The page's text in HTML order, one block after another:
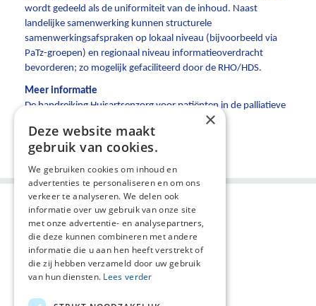
wordt gedeeld als de uniformiteit van de inhoud. Naast
landelijke samenwerking kunnen structurele
samenwerkingsafspraken op lokaal niveau (bijvoorbeeld via
PaTz-groepen) en regionaal niveau informatieoverdracht
bevorderen; zo mogelijk gefaciliteerd door de RHO/HDS.
Meer informatie
De handreiking Huisartsenzorg voor patiënten in de palliatieve
Deel deze pagina:
Agenda AVG
×
Deze website maakt
gebruik van cookies.
We gebruiken cookies om inhoud en
advertenties te personaliseren en om ons
verkeer te analyseren. We delen ook
informatie over uw gebruik van onze site
met onze advertentie- en analysepartners,
die deze kunnen combineren met andere
informatie die u aan hen heeft verstrekt of
die zij hebben verzameld door uw gebruik
van hun diensten. Lees verder